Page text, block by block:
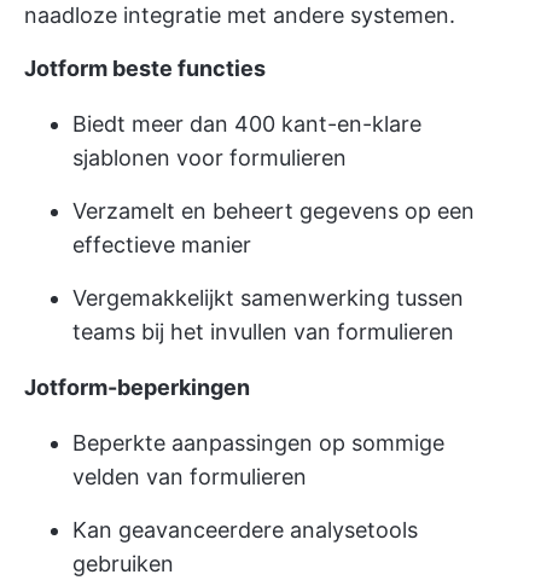
naadloze integratie met andere systemen.
Jotform beste functies
Biedt meer dan 400 kant-en-klare
sjablonen voor formulieren
Verzamelt en beheert gegevens op een
effectieve manier
Vergemakkelijkt samenwerking tussen
teams bij het invullen van formulieren
Jotform-beperkingen
Beperkte aanpassingen op sommige
velden van formulieren
Kan geavanceerdere analysetools
gebruiken